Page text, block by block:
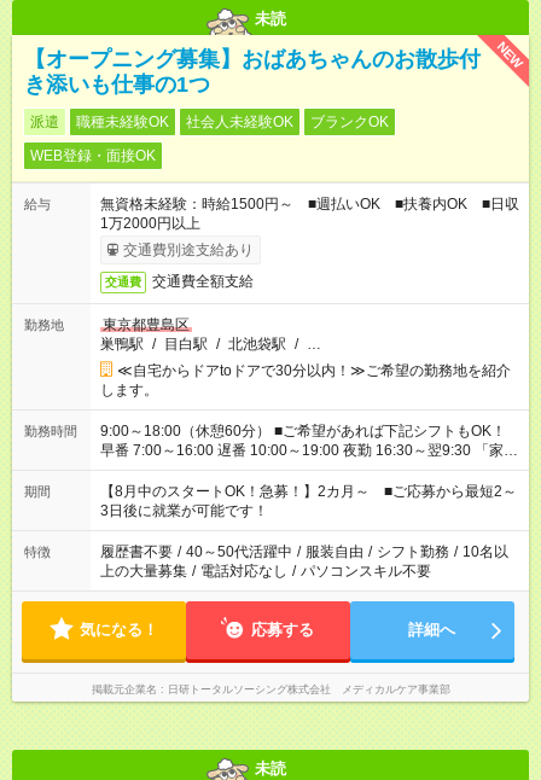
未読
NEW
【オープニング募集】おばあちゃんのお散歩付
き添いも仕事の1つ
派遣 職種未経験OK 社会人未経験OK
ブランクOK
WEB登録・面接OK
給与
無資格未経験：時給1500円～ ■週払いOK ■扶養内OK ■日収
1万2000円以上
交通費別途支給あり
交通費 交通費全額支給
勤務地
東京都豊島区
巣鴨駅 / 目白駅 / 北池袋駅 / …
≪自宅からドアtoドアで30分以内！≫ご希望の勤務地を紹介
します。
勤務時間
9:00～18:00（休憩60分） ■ご希望があれば下記シフトもOK！
早番 7:00～16:00 遅番 10:00～19:00 夜勤 16:30～翌9:30 「家族
と休みを合わせたい」 「余裕を持って夕飯の準備がしたい」
「できれば残業はしたくない」 など、ご希望を教えてください
ね。 ※Wワーク希望の方へ 今ご覧のお仕事で希望する勤務時間
と、もう1つのお仕事の勤務時間。 合計で週40時間を超える場
合は応募できません。
期間
【8月中のスタートOK！急募！】2カ月～ ■ご応募から最短2～
3日後に就業が可能です！
特徴 履歴書不要 / 40～50代活躍中 / 服装自由 / シフト勤務 / 10名以
上の大量募集 / 電話対応なし / パソコンスキル不要
気になる！ 応募する 詳細へ
掲載元企業名 日研トータルソーシング株式会社 メディカルケア事業部
未読